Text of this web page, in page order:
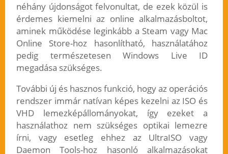
néhány újdonságot felvonultat, de ezek közül is
érdemes kiemelni az online alkalmazásboltot,
aminek működése leginkább a Steam vagy Mac
Online Store-hoz hasonlítható, használatához
pedig természetesen Windows Live ID
megadása szükséges.
További új és hasznos funkció, hogy az operációs
rendszer immár natívan képes kezelni az ISO és
VHD lemezképállományokat, így ezeket a
használathoz nem szükséges optikai lemezre
írni, vagy esetleg ehhez az UltraISO vagy
Daemon Tools-hoz hasonló alkalmazásokat